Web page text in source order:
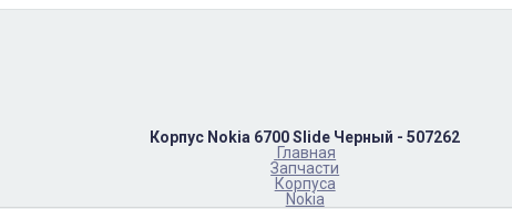
Корпус Nokia 6700 Slide Черный - 507262
Главная
Запчасти
Корпуса
Nokia